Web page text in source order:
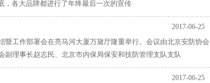
，各大品牌都进行了年终最后一次的宣传
2017-06-25
暨工作部署会在亮马河大厦万黛厅隆重举行。会议由北京安防协会
理事长赵志民、北京市内保局保安和技防管理支队支队
2017-06-25